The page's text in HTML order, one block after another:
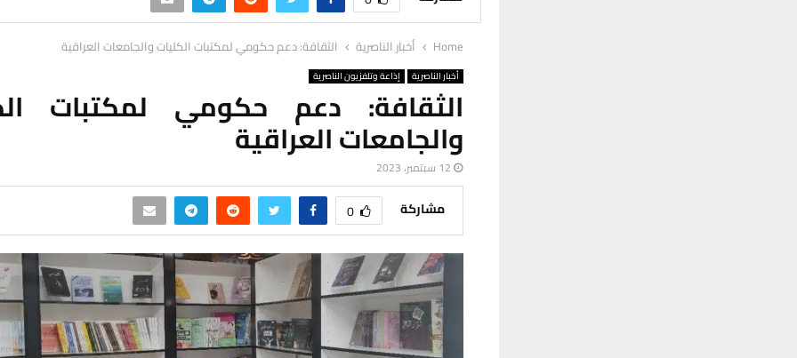
Home أخبار الناصرية الثقافة: دعم حكومي لمكتبات الكليات والجامعات العراقية
أخبار الناصرية إذاعة وتلفزيون الناصرية
الثقافة: دعم حكومي لمكتبات
والجامعات العراقية
12 سبتمبر، 2023
مشاركة 0